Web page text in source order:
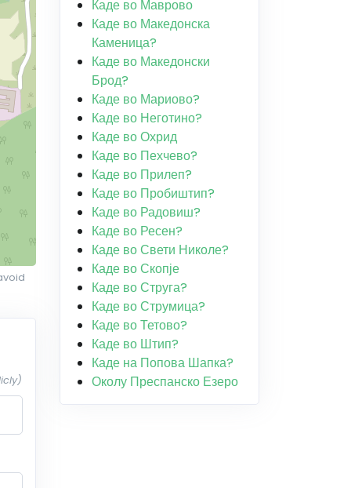
Каде во Маврово
Каде во Македонска
Каменица?
Каде во Македонски
Брод?
Каде во Мариово?
Каде во Неготино?
Каде во Охрид
Каде во Пехчево?
Каде во Прилеп?
Каде во Пробиштип?
Каде во Радовиш?
Каде во Ресен?
Каде во Свети Николе?
Каде во Скопје
Каде во Струга?
Каде во Струмица?
Каде во Тетово?
Каде во Штип?
Каде на Попова Шапка?
Околу Преспанско Езеро